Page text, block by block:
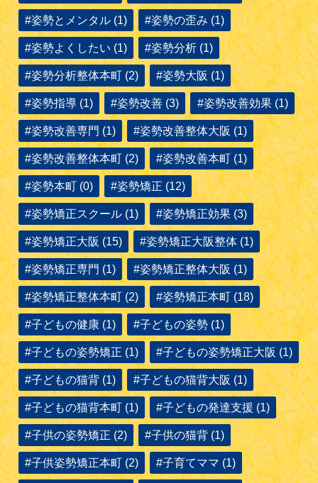
#姿勢とメンタル (1) #姿勢の歪み (1)
#姿勢よくしたい (1) #姿勢分析 (1)
#姿勢分析整体本町 (2) #姿勢大阪 (1)
#姿勢指導 (1) #姿勢改善 (3) #姿勢改善効果 (1)
#姿勢改善専門 (1) #姿勢改善整体大阪 (1)
#姿勢改善整体本町 (2) #姿勢改善本町 (1)
#姿勢本町 (0) #姿勢矯正 (12)
#姿勢矯正スクール (1) #姿勢矯正効果 (3)
#姿勢矯正大阪 (15) #姿勢矯正大阪整体 (1)
#姿勢矯正専門 (1) #姿勢矯正整体大阪 (1)
#姿勢矯正整体本町 (2) #姿勢矯正本町 (18)
#子どもの健康 (1) #子どもの姿勢 (1)
#子どもの姿勢矯正 (1) #子どもの姿勢矯正大阪 (1)
#子どもの猫背 (1) #子どもの猫背大阪 (1)
#子どもの猫背本町 (1) #子どもの発達支援 (1)
#子供の姿勢矯正 (2) #子供の猫背 (1)
#子供姿勢矯正本町 (2) #子育てママ (1)